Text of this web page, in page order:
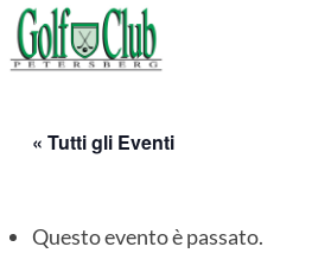
Skip
to
« Tutti gli Eventi
Questo evento è passato.